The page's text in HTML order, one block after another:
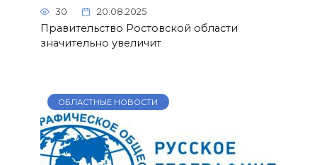
30 20.08.2025
Правительство Ростовской области
значительно увеличит
ОБЛАСТНЫЕ НОВОСТИ